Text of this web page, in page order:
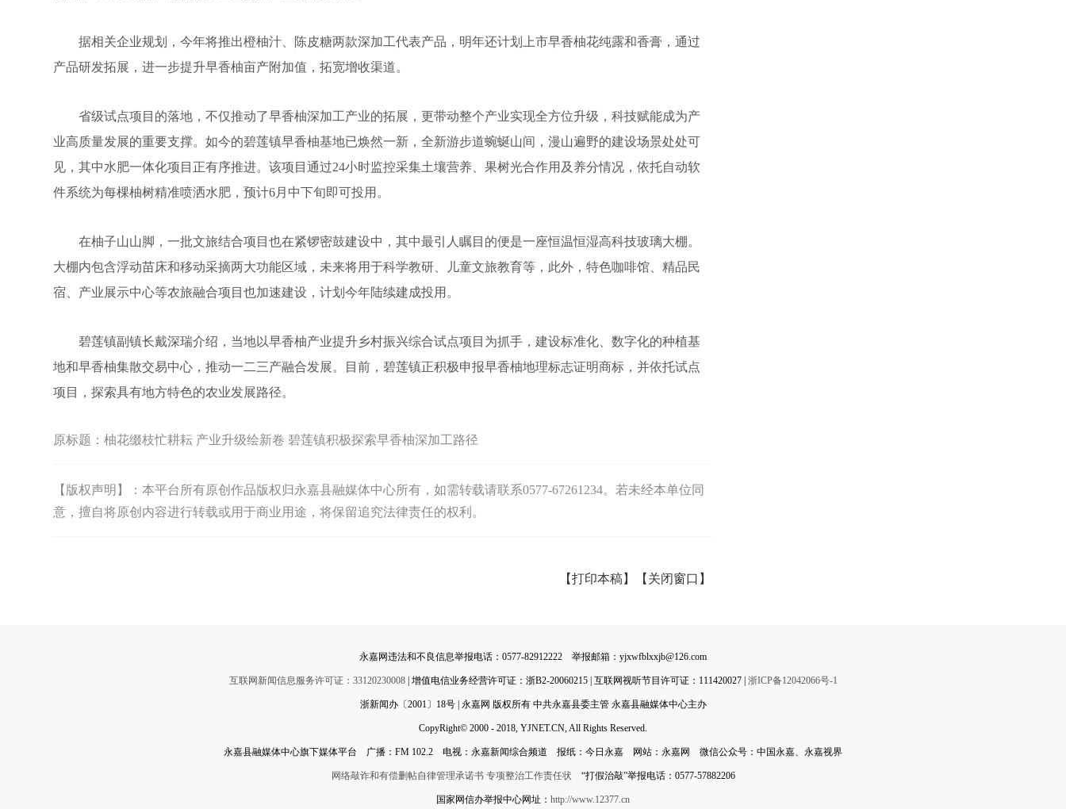
据相关企业规划，今年将推出橙柚汁、陈皮糖两款深加工代表产品，明年还计划上市早香柚花纯露和香膏，通过
产品研发拓展，进一步提升早香柚亩产附加值，拓宽增收渠道。
省级试点项目的落地，不仅推动了早香柚深加工产业的拓展，更带动整个产业实现全方位升级，科技赋能成为产
业高质量发展的重要支撑。如今的碧莲镇早香柚基地已焕然一新，全新游步道蜿蜒山间，漫山遍野的建设场景处处可
见，其中水肥一体化项目正有序推进。该项目通过24小时监控采集土壤营养、果树光合作用及养分情况，依托自动软
件系统为每棵柚树精准喷洒水肥，预计6月中下旬即可投用。
在柚子山山脚，一批文旅结合项目也在紧锣密鼓建设中，其中最引人瞩目的便是一座恒温恒湿高科技玻璃大棚。
大棚内包含浮动苗床和移动采摘两大功能区域，未来将用于科学教研、儿童文旅教育等，此外，特色咖啡馆、精品民
宿、产业展示中心等农旅融合项目也加速建设，计划今年陆续建成投用。
碧莲镇副镇长戴深瑞介绍，当地以早香柚产业提升乡村振兴综合试点项目为抓手，建设标准化、数字化的种植基
地和早香柚集散交易中心，推动一二三产融合发展。目前，碧莲镇正积极申报早香柚地理标志证明商标，并依托试点
项目，探索具有地方特色的农业发展路径。
原标题： 柚花缀枝忙耕耘 产业升级绘新卷 碧莲镇积极探索早香柚深加工路径
【版权声明】：本平台所有原创作品版权归永嘉县融媒体中心所有，如需转载请联系0577-67261234。若未经本单位同
意，擅自将原创内容进行转载或用于商业用途，将保留追究法律责任的权利。
【打印本稿】 【关闭窗口】
永嘉网违法和不良信息举报电话：0577-82912222 举报邮箱：yjxwfblxxjb@126.com
互联网新闻信息服务许可证：33120230008| 增值电信业务经营许可证：浙B2-20060215 | 互联网视听节目许可证：111420027 | 浙ICP备12042066号-1
浙新闻办〔2001〕18号 | 永嘉网 版权所有 中共永嘉县委主管 永嘉县融媒体中心主办
CopyRight© 2000 - 2018, YJNET.CN, All Rights Reserved.
永嘉县融媒体中心旗下媒体平台 广播：FM 102.2 电视：永嘉新闻综合频道 报纸：今日永嘉 网站：永嘉网 微信公众号：中国永嘉、永嘉视界
网络敲诈和有偿删帖自律管理承诺书 专项整治工作责任状“打假治敲”举报电话：0577-57882206
国家网信办举报中心网址： http://www.12377.cn